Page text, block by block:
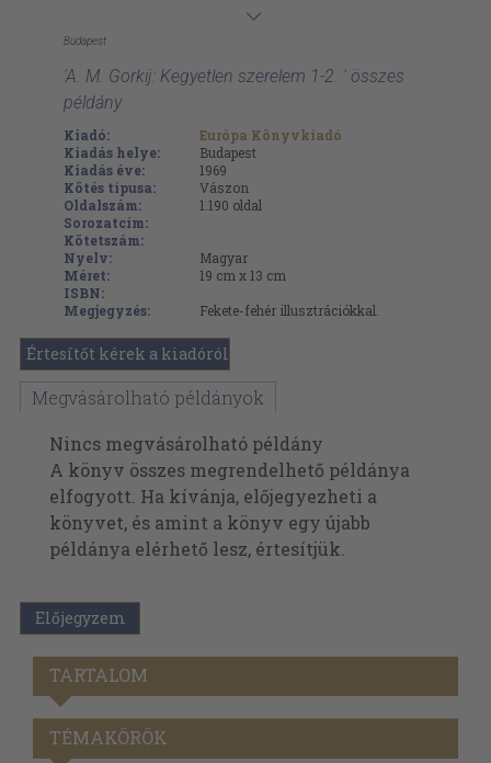
Budapest
'A. M. Gorkij: Kegyetlen szerelem 1-2. ' összes
példány
Kiadó:
Európa Könyvkiadó
Kiadás helye:
Budapest
Kiadás éve:
1969
Kötés típusa:
Vászon
Oldalszám:
1.190 oldal
Sorozatcím:
Kötetszám:
Nyelv:
Magyar
Méret:
19 cm x 13 cm
ISBN:
Megjegyzés:
Fekete-fehér illusztrációkkal.
Értesítőt kérek a kiadóról
Megvásárolható példányok
Nincs megvásárolható példány
A könyv összes megrendelhető példánya
elfogyott. Ha kívánja, előjegyezheti a
könyvet, és amint a könyv egy újabb
példánya elérhető lesz, értesítjük.
Előjegyzem
TARTALOM
TÉMAKÖRÖK